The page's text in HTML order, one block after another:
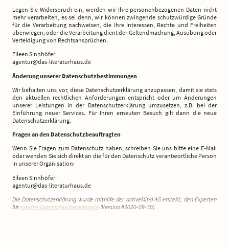
Legen Sie Widerspruch ein, werden wir Ihre personenbezogenen Daten nicht
mehr verarbeiten, es sei denn, wir können zwingende schutzwürdige Gründe
für die Verarbeitung nachweisen, die Ihre Interessen, Rechte und Freiheiten
überwiegen, oder die Verarbeitung dient der Geltendmachung, Ausübung oder
Verteidigung von Rechtsansprüchen.
Eileen Sinnhöfer
agentur@das-literaturhaus.de
Änderung unserer Datenschutzbestimmungen
Wir behalten uns vor, diese Datenschutzerklärung anzupassen, damit sie stets
den aktuellen rechtlichen Anforderungen entspricht oder um Änderungen
unserer Leistungen in der Datenschutzerklärung umzusetzen, z.B. bei der
Einführung neuer Services. Für Ihren erneuten Besuch gilt dann die neue
Datenschutzerklärung.
Fragen an den Datenschutzbeauftragten
Wenn Sie Fragen zum Datenschutz haben, schreiben Sie uns bitte eine E-Mail
oder wenden Sie sich direkt an die für den Datenschutz verantwortliche Person
in unserer Organisation:
Eileen Sinnhöfer
agentur@das-literaturhaus.de
Die Datenschutzerklärung wurde mithilfe der activeMind AG erstellt, den Experten
fürexterne Datenschutzbeauftragte(Version #2020-09-30).